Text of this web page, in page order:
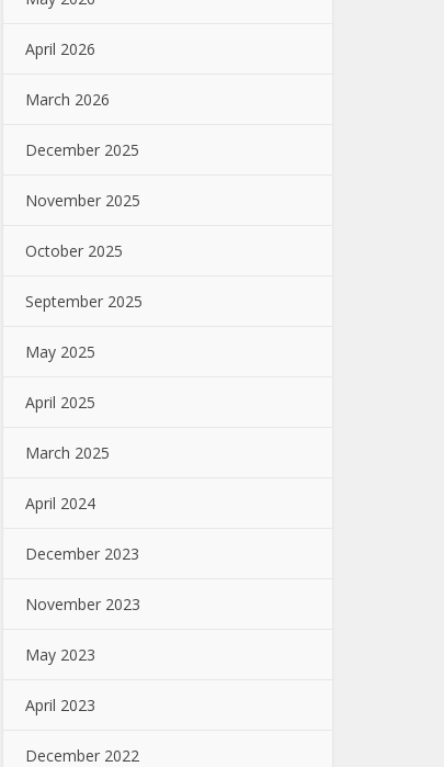
April 2026
March 2026
December 2025
November 2025
October 2025
September 2025
May 2025
April 2025
March 2025
April 2024
December 2023
November 2023
May 2023
April 2023
December 2022